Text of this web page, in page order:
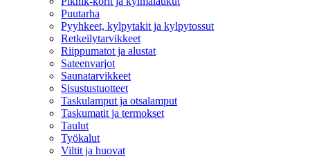
Puutarha
Pyyhkeet, kylpytakit ja kylpytossut
Retkeilytarvikkeet
Riippumatot ja alustat
Sateenvarjot
Saunatarvikkeet
Sisustustuotteet
Taskulamput ja otsalamput
Taskumatit ja termokset
Taulut
Työkalut
Viltit ja huovat